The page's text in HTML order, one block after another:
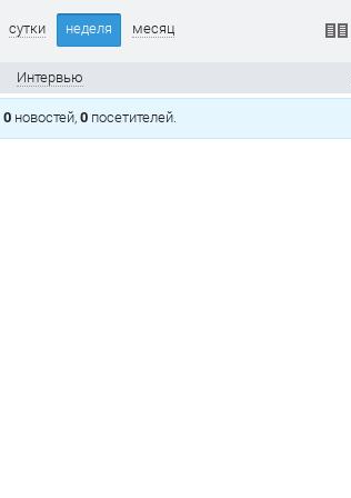
сутки неделя месяц
Интервью
0 новостей, 0 посетителей.